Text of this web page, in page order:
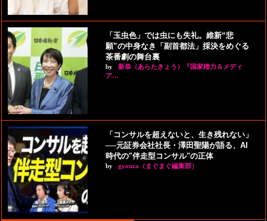
「玉虫色」では虫にも失礼。維新“悲
願”の中身なき「副首都法」採決をめぐる
茶番劇の舞台裏
by
新恭（あらたきょう）『国家権力＆メディ
ア…
「コンサルを超えないと、生き残れない」
──元証券会社社長・澤田聖陽が語る、AI
時代の"伴走型コンサル"の正体
by gyouza（まぐまぐ編集部）